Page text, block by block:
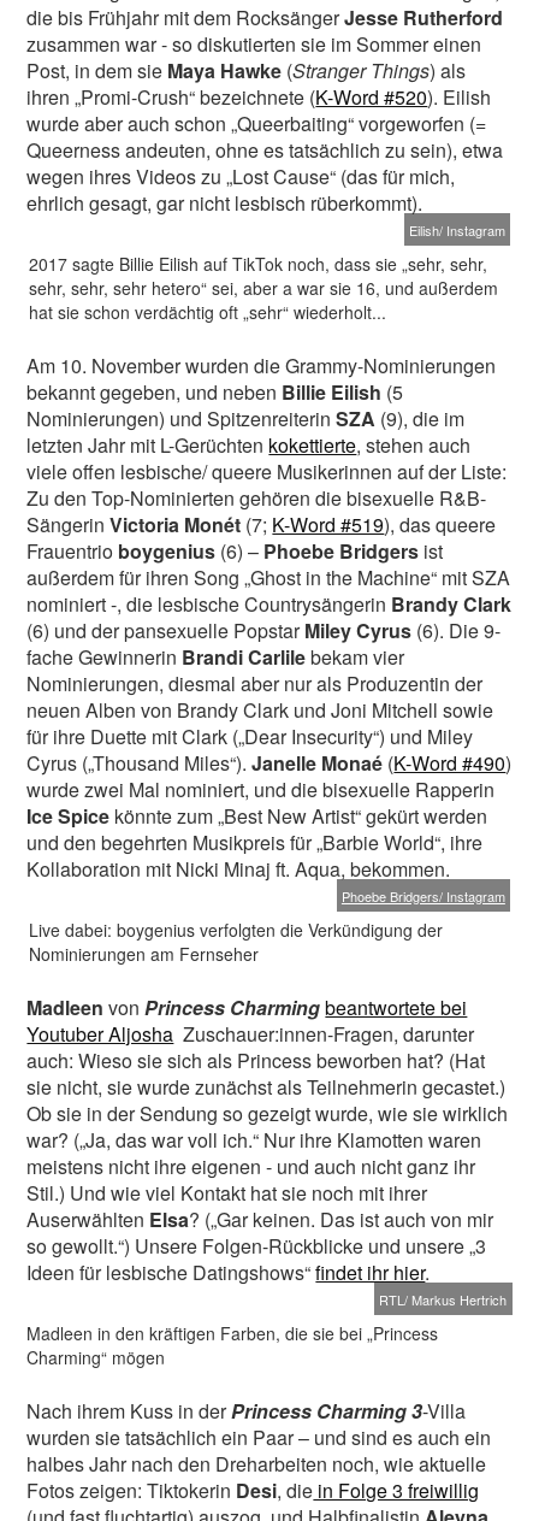
die bis Frühjahr mit dem RocksängerJesse Rutherford
zusammen war - so diskutierten sie im Sommer einen
Post, in dem sie Maya Hawke (Stranger Things) als
ihren „Promi-Crush“ bezeichnete (K-Word #520). Eilish
wurde aber auch schon „Queerbaiting“ vorgeworfen (=
Queerness andeuten, ohne es tatsächlich zu sein), etwa
wegen ihres Videos zu „Lost Cause“ (das für mich,
ehrlich gesagt, gar nicht lesbisch rüberkommt).
Eilish/ Instagram
2017 sagte Billie Eilish auf TikTok noch, dass sie „sehr, sehr,
sehr, sehr, sehr hetero“ sei, aber a war sie 16, und außerdem
hat sie schon verdächtig oft „sehr“ wiederholt...
Am 10. November wurden die Grammy-Nominierungen
bekannt gegeben, und neben Billie Eilish (5
Nominierungen) und SpitzenreiterinSZA (9), die im
letzten Jahr mit L-Gerüchten kokettierte, stehen auch
viele offen lesbische/ queere Musikerinnen auf der Liste:
Zu den Top-Nominierten gehören die bisexuelle R&B-
SängerinVictoria Monét (7; K-Word #519), das queere
Frauentrio boygenius (6) – Phoebe Bridgers ist
außerdem für ihren Song „Ghost in the Machine“ mit SZA
nominiert -, die lesbische Countrysängerin Brandy Clark
(6) und der pansexuelle PopstarMiley Cyrus (6). Die 9-
fache Gewinnerin Brandi Carlilebekam vier
Nominierungen, diesmal aber nur als Produzentin der
neuen Alben von Brandy Clark und Joni Mitchell sowie
für ihre Duette mit Clark („Dear Insecurity“) und Miley
Cyrus („Thousand Miles“).Janelle Monaé (K-Word #490)
wurde zwei Mal nominiert, und die bisexuelle Rapperin
Ice Spice könnte zum „Best New Artist“ gekürt werden
und den begehrten Musikpreis für „Barbie World“, ihre
Kollaboration mit Nicki Minaj ft. Aqua, bekommen.
Phoebe Bridgers/ Instagram
Live dabei: boygenius verfolgten die Verkündigung der
Nominierungen am Fernseher
MadleenvonPrincess Charmingbeantwortete bei
Youtuber Aljosha Zuschauer:innen-Fragen, darunter
auch: Wieso sie sich als Princess beworben hat? (Hat
sie nicht, sie wurde zunächst als Teilnehmerin gecastet.)
Ob sie in der Sendung so gezeigt wurde, wie sie wirklich
war? („Ja, das war voll ich.“ Nur ihre Klamotten waren
meistens nicht ihre eigenen - und auch nicht ganz ihr
Stil.) Und wie viel Kontakt hat sie noch mit ihrer
Auserwählten Elsa? („Gar keinen. Das ist auch von mir
so gewollt.“) Unsere Folgen-Rückblicke und unsere „3
Ideen für lesbische Datingshows“findet ihr hier.
RTL/ Markus Hertrich
Madleen in den kräftigen Farben, die sie bei „Princess
Charming“ mögen
Nach ihrem Kuss in derPrincess Charming 3-Villa
wurden sie tatsächlich ein Paar – und sind es auch ein
halbes Jahr nach den Dreharbeiten noch, wie aktuelle
Fotos zeigen: Tiktokerin Desi, die in Folge 3 freiwillig